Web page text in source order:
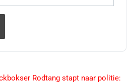
Rodtang stapt naar politie: